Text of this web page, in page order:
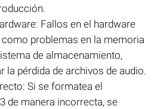
Fallos en el hardware
como problemas en la memoria
de almacenamiento,
la pérdida de archivos de audio.
Si se formatea el
de manera incorrecta, se